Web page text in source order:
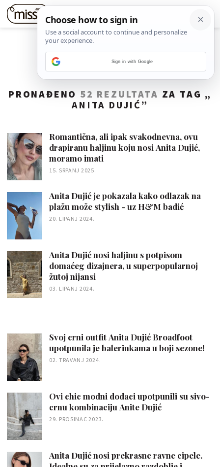
PRONAĐENO 52 REZULTATA ZA TAG „
ANITA DUJIĆ ”
Romantična, ali ipak svakodnevna, ovu
drapiranu haljinu koju nosi Anita Dujić,
moramo imati
15. SRPANJ 2025.
Anita Dujić je pokazala kako odlazak na
plažu može stylish - uz H&M badić
20. LIPANJ 2024.
Anita Dujić nosi haljinu s potpisom
domaćeg dizajnera, u superpopularnoj
žutoj nijansi
03. LIPANJ 2024.
Svoj crni outfit Anita Dujić Broadfoot
upotpunila je balerinkama u boji sezone!
02. TRAVANJ 2024.
Ovi chic modni dodaci upotpunili su sivo-
crnu kombinaciju Anite Dujić
29. PROSINAC 2023.
Anita Dujić nosi prekrasne ravne cipele.
Sign in with Google